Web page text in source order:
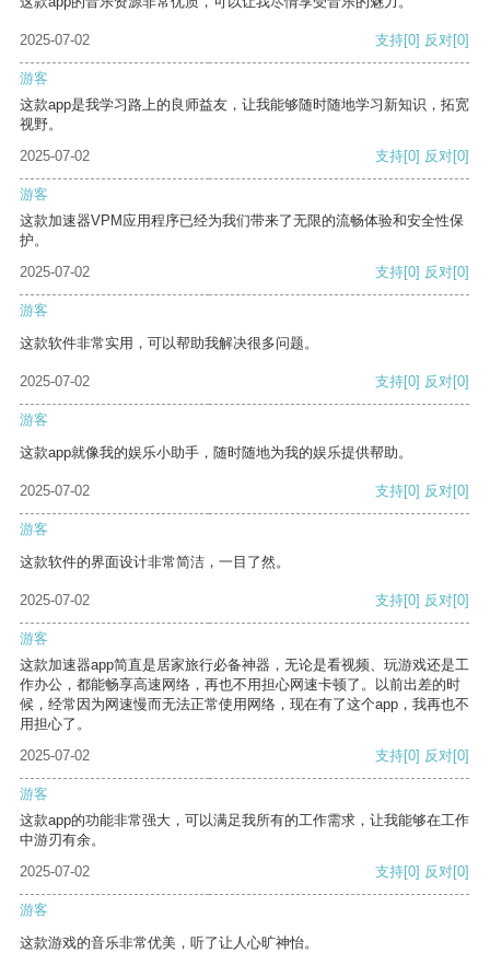
2025-07-02 支持[0] 反对[0]
游客
这款app是我学习路上的良师益友，让我能够随时随地学习新知识，拓宽
视野。
2025-07-02
支持[0] 反对[0]
游客
这款加速器VPM应用程序已经为我们带来了无限的流畅体验和安全性保
护。
2025-07-02
支持[0] 反对[0]
游客
这款软件非常实用，可以帮助我解决很多问题。
2025-07-02 支持[0] 反对[0]
游客
这款app就像我的娱乐小助手，随时随地为我的娱乐提供帮助。
2025-07-02 支持[0] 反对[0]
游客
这款软件的界面设计非常简洁，一目了然。
2025-07-02 支持[0] 反对[0]
游客
这款加速器app简直是居家旅行必备神器，无论是看视频、玩游戏还是工
作办公，都能畅享高速网络，再也不用担心网速卡顿了。以前出差的时
候，经常因为网速慢而无法正常使用网络，现在有了这个app，我再也不
用担心了。
2025-07-02
支持[0] 反对[0]
游客
这款app的功能非常强大，可以满足我所有的工作需求，让我能够在工作
中游刃有余。
2025-07-02
支持[0] 反对[0]
游客
这款游戏的音乐非常优美，听了让人心旷神怡。